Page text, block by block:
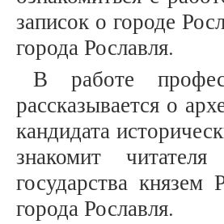
записок о городе
города Рославля.
В работе
рассказывается о
кандидата
знакомит
государства князем
города Рославля.